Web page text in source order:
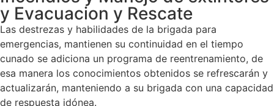
y Evacuacion y Rescate
Las destrezas y habilidades de la brigada para
emergencias, mantienen su continuidad en el tiempo
cunado se adiciona un programa de reentrenamiento, de
esa manera los conocimientos obtenidos se refrescarán y
actualizarán, manteniendo a su brigada con una capacidad
de respuesta idónea.